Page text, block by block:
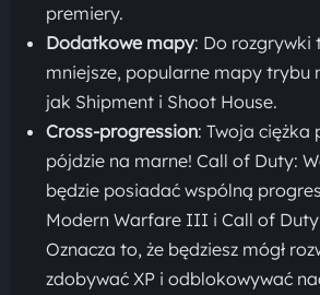
premiery.
Dodatkowe mapy: Do rozgrywki
mniejsze, popularne mapy trybu
jak Shipment i Shoot House.
Cross-progression: Twoja ciężka
pójdzie na marne! Call of Duty:
będzie posiadać wspólną
Modern Warfare III i Call of
Oznacza to, że będziesz mógł
zdobywać XP i odblokowywać